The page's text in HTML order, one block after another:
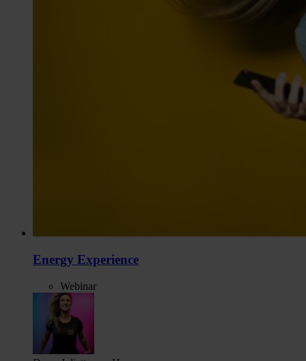
Energy Experience
Webinar